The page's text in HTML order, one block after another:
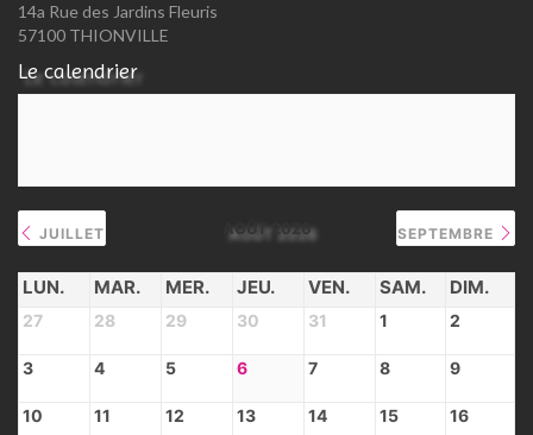
14a Rue des Jardins Fleuris
57100 THIONVILLE
Le calendrier
JUILLET AOÛT 2026 SEPTEMBRE
LUN. MAR. MER. JEU. VEN. SAM. DIM.
27 28 29 30 31 1 2
3 4 5 6 7 8 9
10 11 12 13 14 15 16